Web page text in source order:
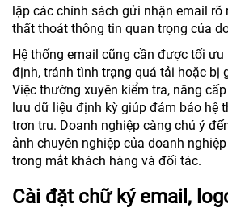
lập các chính sách gửi nhận email rõ
thất thoát thông tin quan trọng của
Hệ thống email cũng cần được tối
định, tránh tình trạng quá tải hoặc bị
Việc thường xuyên kiểm tra, nâng
lưu dữ liệu định kỳ giúp đảm bảo hệ
trơn tru. Doanh nghiệp càng chú ý
ảnh chuyên nghiệp của doanh
trong mắt khách hàng và đối tác.
Cài đặt chữ ký email,